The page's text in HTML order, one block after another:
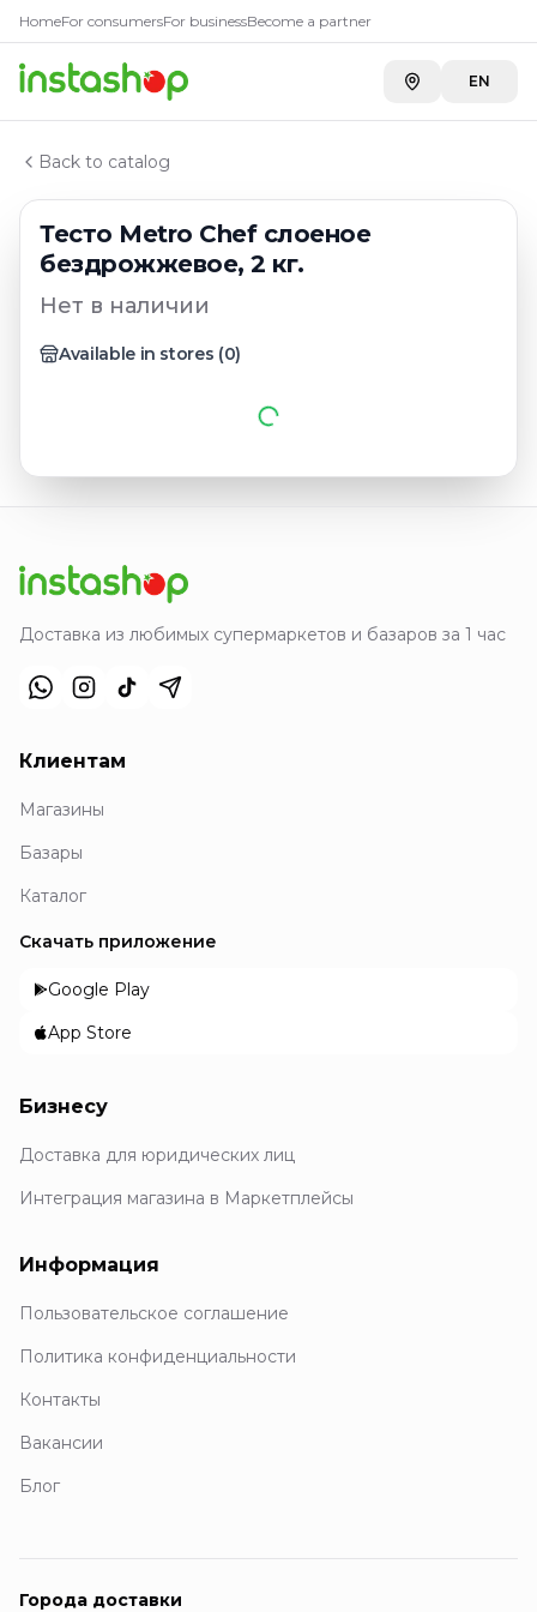
HomeFor consumersFor businessBecome a partner
EN
Back to catalog
Тесто Metro Chef слоеное
бездрожжевое, 2 кг.
Нет в наличии
Available in stores (0)
Главная
Каталог
Тесто
Тесто Metro Chef слоеное бездрожжевое, 2 кг.
Доставка из любимых супермаркетов и базаров за 1 час
Клиентам
Магазины
Базары
Каталог
Скачать приложение
Google Play
App Store
Бизнесу
Доставка для юридических лиц
Интеграция магазина в Маркетплейсы
Информация
Пользовательское соглашение
Политика конфиденциальности
Контакты
Вакансии
Блог
Города доставки